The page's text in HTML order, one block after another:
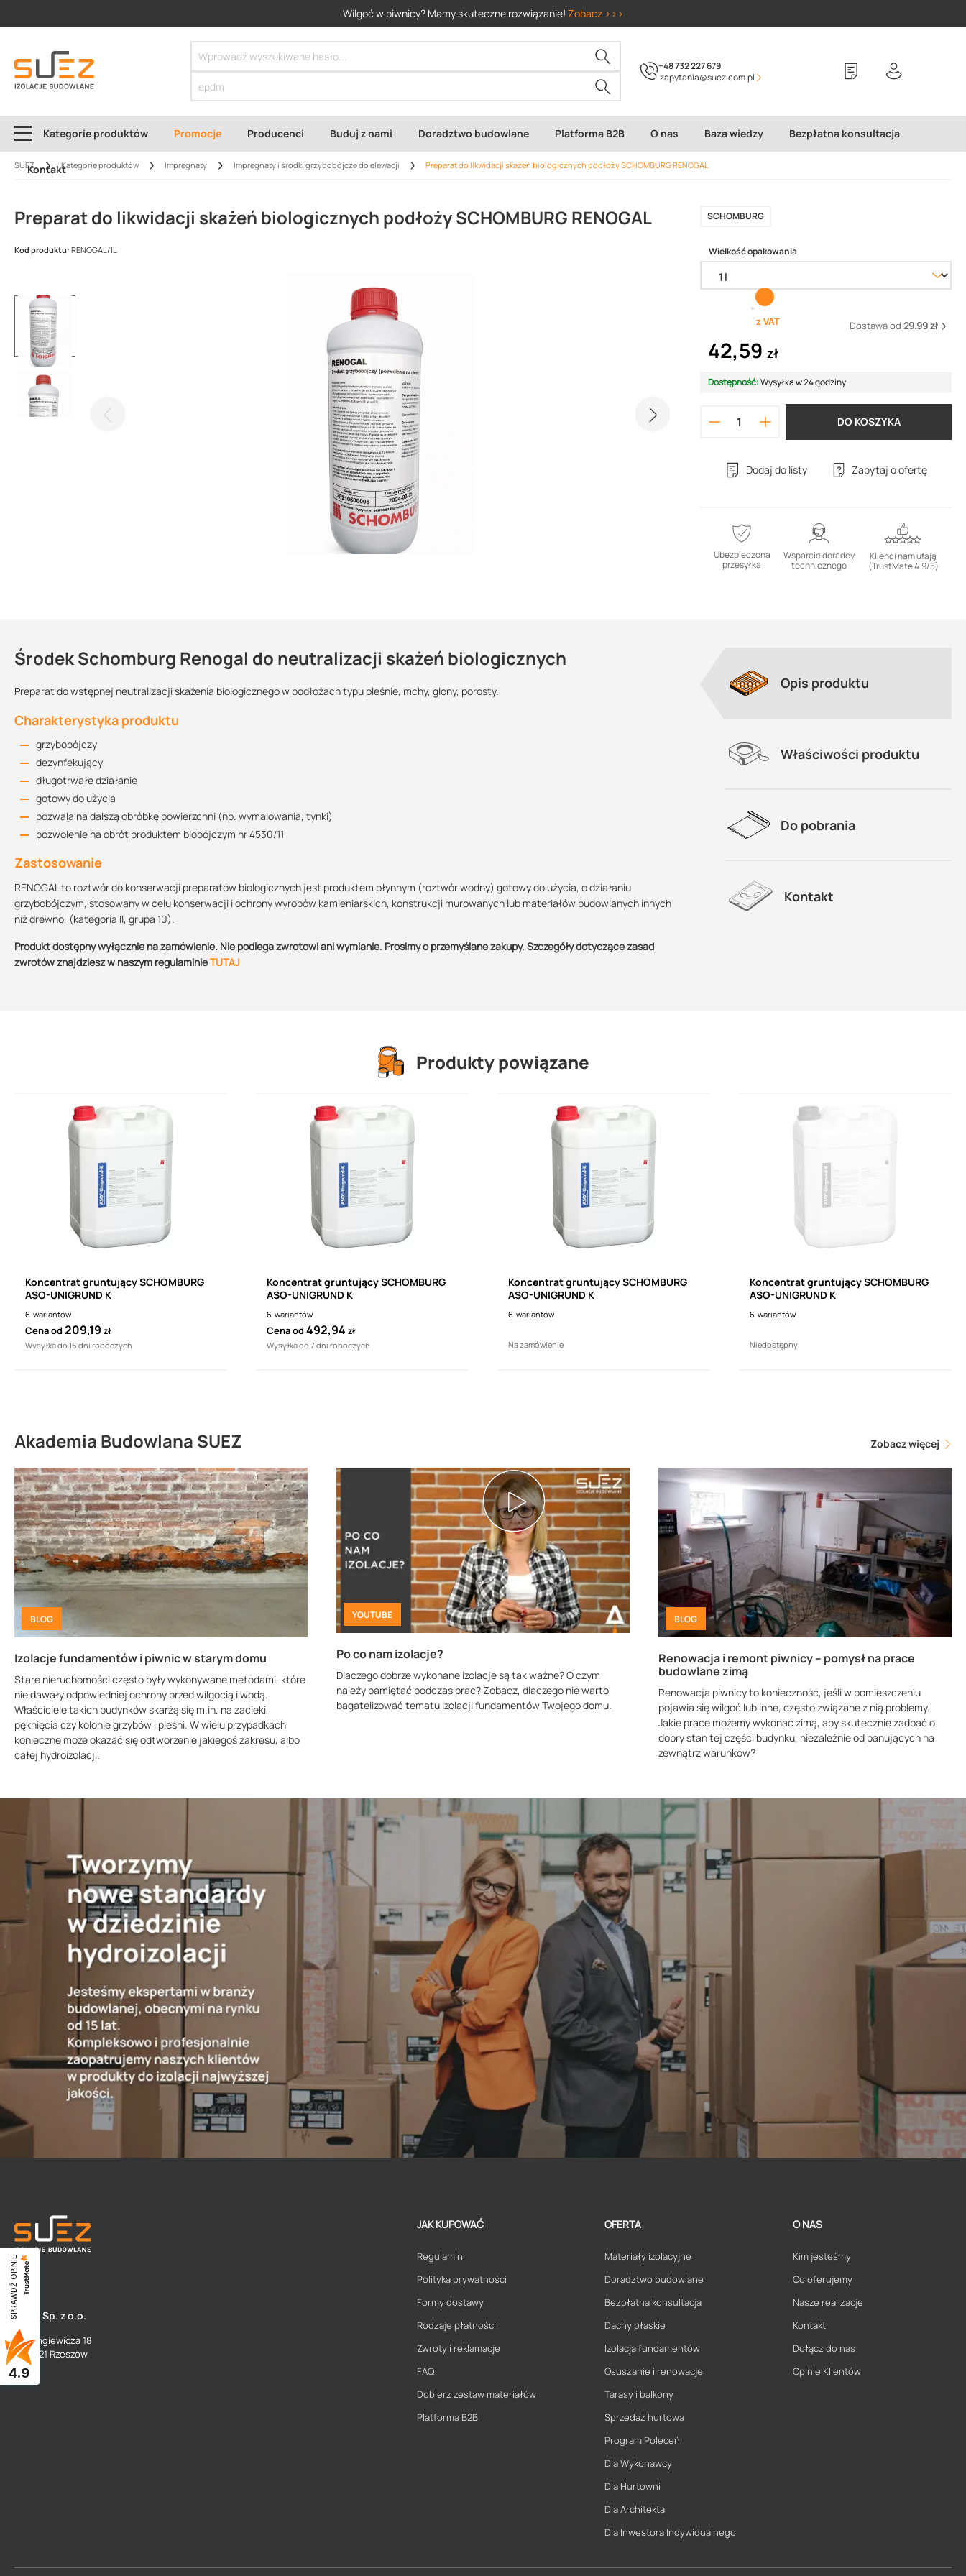
Wilgoć w piwnicy? Mamy skuteczne rozwiązanie! Zobacz >>>
+48 732 227 679
zapytania@suez.com.pl
Kategorie produktów Promocje Producenci Buduj z nami Doradztwo budowlane Platforma B2B O nas Baza wiedzy Bezpłatna konsultacja
Kontakt
SUEZ Kategorie produktów Impregnaty Impregnaty i środki grzybobójcze do elewacji Preparat do likwidacji skażeń biologicznych podłoży SCHOMBURG RENOGAL
Preparat do likwidacji skażeń biologicznych podłoży SCHOMBURG RENOGAL SCHOMBURG
Kod produktu: RENOGAL/1L Wielkość opakowania
z VAT Dostawa od 29.99 zł
42,59 zł
Dostępność:Wysyłka w 24 godziny
DO KOSZYKA
Dodaj do listy Zapytaj o ofertę
Ubezpieczona
przesyłka
Wsparcie doradcy
technicznego
Klienci nam ufają
(TrustMate 4.9/5)
Środek Schomburg Renogal do neutralizacji skażeń biologicznych
Preparat do wstępnej neutralizacji skażenia biologicznego w podłożach typu pleśnie, mchy, glony, porosty.
Charakterystyka produktu
grzybobójczy
dezynfekujący
długotrwałe działanie
gotowy do użycia
pozwala na dalszą obróbkę powierzchni (np. wymalowania, tynki)
pozwolenie na obrót produktem biobójczym nr 4530/11
Zastosowanie
RENOGAL to roztwór do konserwacji preparatów biologicznych jest produktem płynnym (roztwór wodny) gotowy do użycia, o działaniu
grzybobójczym, stosowany w celu konserwacji i ochrony wyrobów kamieniarskich, konstrukcji murowanych lub materiałów budowlanych innych
niż drewno, (kategoria II, grupa 10).
Produkt dostępny wyłącznie na zamówienie. Nie podlega zwrotowi ani wymianie. Prosimy o przemyślane zakupy. Szczegóły dotyczące zasad
zwrotów znajdziesz w naszym regulaminieTUTAJ
Przechowywanie:
w temperaturach
dodatnich
Kolor:
Zużycie
ok. 150-500 ml/m2 zależnie od podłoża
Uwagi dotyczące montażu
Przed użyciem nie należy preparatu rozcieńczać. RENOGAL nanosi się na możliwie suche podłoże za pomocą pędzla lub natryskowo aż do
nasycenia. Dalsze prace (np. malowanie, tynkowanie) można przeprowadzić dopiero po całkowitym wyschnięciu powierzchni po ostatniej
aplikacji środka biobójczego.
Karta Techniczna
270.32 KB
Karta Charakterystyki
157.51 KB
Kontakt
Opis produktu
Właściwości produktu
Do pobrania
Kontakt
Produkty powiązane
Koncentrat gruntujący SCHOMBURG
ASO-UNIGRUND K
6 wariantów
Cena od209,19 zł
Wysyłka do 16 dni roboczych
Koncentrat gruntujący SCHOMBURG
ASO-UNIGRUND K
6 wariantów
Cena od492,94 zł
Wysyłka do 7 dni roboczych
Koncentrat gruntujący SCHOMBURG
ASO-UNIGRUND K
6 wariantów
Na zamówienie
Koncentrat gruntujący SCHOMBURG
ASO-UNIGRUND K
6 wariantów
Niedostępny
Akademia Budowlana SUEZ Zobacz więcej
BLOG
Izolacje fundamentów i piwnic w starym domu
Stare nieruchomości często były wykonywane metodami, które
nie dawały odpowiedniej ochrony przed wilgocią i wodą.
Właściciele takich budynków skarżą się m.in. na zacieki,
pęknięcia czy kolonie grzybów i pleśni. W wielu przypadkach
konieczne może okazać się odtworzenie jakiegoś zakresu, albo
całej hydroizolacji.
YOUTUBE
Po co nam izolacje?
Dlaczego dobrze wykonane izolacje są tak ważne? O czym
należy pamiętać podczas prac? Zobacz, dlaczego nie warto
bagatelizować tematu izolacji fundamentów Twojego domu.
BLOG
Renowacja i remont piwnicy – pomysł na prace
budowlane zimą
Renowacja piwnicy to konieczność, jeśli w pomieszczeniu
pojawia się wilgoć lub inne, często związane z nią problemy.
Jakie prace możemy wykonać zimą, aby skutecznie zadbać o
dobry stan tej części budynku, niezależnie od panujących na
zewnątrz warunków?
SUEZ Sp. z o.o.
ul. Langiewicza 18
35 - 021 Rzeszów
JAK KUPOWAĆ
Regulamin
Polityka prywatności
Formy dostawy
Rodzaje płatności
Zwroty i reklamacje
FAQ
Dobierz zestaw materiałów
Platforma B2B
OFERTA
Materiały izolacyjne
Doradztwo budowlane
Bezpłatna konsultacja
Dachy płaskie
Izolacja fundamentów
Osuszanie i renowacje
Tarasy i balkony
Sprzedaż hurtowa
Program Poleceń
Dla Wykonawcy
Dla Hurtowni
Dla Architekta
Dla Inwestora Indywidualnego
O NAS
Kim jesteśmy
Co oferujemy
Nasze realizacje
Kontakt
Dołącz do nas
Opinie Klientów
SPRAWDŹ OPINIE
4.9